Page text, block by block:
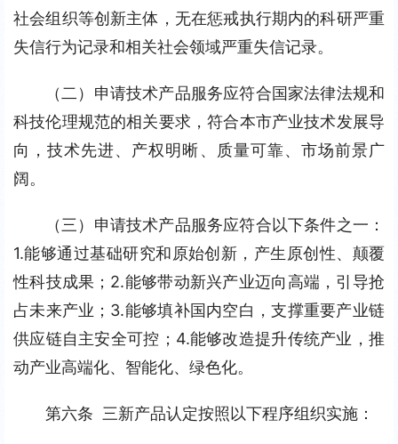
社会组织等创新主体，无在惩戒执行期内的科研严重
失信行为记录和相关社会领域严重失信记录。
（二）申请技术产品服务应符合国家法律法规和
科技伦理规范的相关要求，符合本市产业技术发展导
向，技术先进、产权明晰、质量可靠、市场前景广
阔。
（三）申请技术产品服务应符合以下条件之一：
1.能够通过基础研究和原始创新，产生原创性、颠覆
性科技成果；2.能够带动新兴产业迈向高端，引导抢
占未来产业；3.能够填补国内空白，支撑重要产业链
供应链自主安全可控；4.能够改造提升传统产业，推
动产业高端化、智能化、绿色化。
第六条  三新产品认定按照以下程序组织实施：